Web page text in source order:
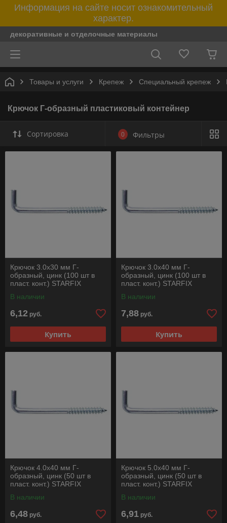
Информация на сайте носит ознакомительный
характер.
декоративные и отделочные материалы
Товары и услуги Крепеж Специальный крепеж
Крючок Г-образный пластиковый контейнер
Сортировка 0 Фильтры
Крючок 3.0х30 мм Г-
образный, цинк (100 шт в
пласт. конт.) STARFIX
В наличии
6,12 руб.
Купить
Крючок 3.0х40 мм Г-
образный, цинк (100 шт в
пласт. конт.) STARFIX
В наличии
7,88 руб.
Купить
Крючок 4.0х40 мм Г-
образный, цинк (50 шт в
пласт. конт.) STARFIX
В наличии
6,48 руб.
Крючок 5.0х40 мм Г-
образный, цинк (50 шт в
пласт. конт.) STARFIX
В наличии
6,91 руб.